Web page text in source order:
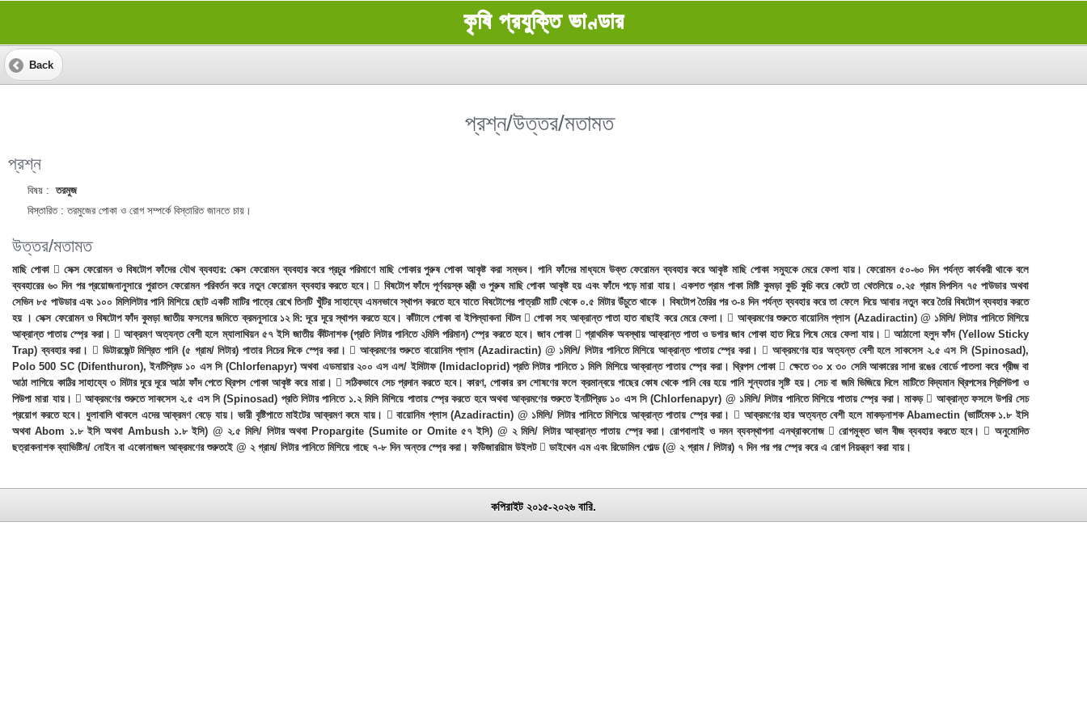
কৃষি প্রযুক্তি ভাণ্ডার
Back
প্রশ্ন/উত্তর/মতামত
প্রশ্ন
বিষয় : তরমুজ
বিস্তারিত : তরমুজের পোকা ও রোগ সম্পর্কে বিস্তারিত জানতে চায়।
উত্তর/মতামত
মাছি পোকা  সেক্স ফেরোমন ও বিষটোপ ফাঁদের যৌথ ব্যবহার: সেক্স ফেরোমন ব্যবহার করে প্রচুর পরিমাণে মাছি পোকার পুরুষ পোকা আকৃষ্ট করা সম্ভব। পানি ফাঁদের মাধ্যমে উক্ত ফেরোমন ব্যবহার করে আকৃষ্ট মাছি পোকা সমুহকে মেরে ফেলা যায়। ফেরোমন ৫০-৬০ দিন পর্যন্ত কার্যকরী থাকে বলে
ব্যবহারের ৬০ দিন পর প্রয়োজনানুসারে পুরাতন ফেরোমন পরিবর্তন করে নতুন ফেরোমন ব্যবহার করতে হবে।  বিষটোপ ফাঁদে পূর্ণবয়স্ক স্ত্রী ও পুরুষ মাছি পোকা আকৃষ্ট হয় এবং ফাঁদে পড়ে মারা যায়। একশত গ্রাম পাকা মিষ্টি কুমড়া কুচি কুচি করে কেটে তা থেতলিয়ে ০.২৫ গ্রাম মিপসিন ৭৫ পাউডার অথবা
সেভিন ৮৫ পাউডার এবং ১০০ মিলিলিটার পানি মিশিয়ে ছোট একটি মাটির পাত্রে রেখে তিনটি খুঁটির সাহায্যে এমনভাবে স্থাপন করতে হবে যাতে বিষটোপের পাত্রটি মাটি থেকে ০.৫ মিটার উঁচুতে থাকে । বিষটোপ তৈরির পর ৩-৪ দিন পর্যন্ত ব্যবহার করে তা ফেলে দিয়ে আবার নতুন করে তৈরি বিষটোপ ব্যবহার করতে
হয় । সেক্স ফেরোমন ও বিষটোপ ফাঁদ কুমড়া জাতীয় ফসলের জমিতে ক্রমনুসারে ১২ মি: দূরে দূরে স্থাপন করতে হবে। কাঁটালে পোকা বা ইপিল্যাকনা বিটল  পোকা সহ আক্রান্ত পাতা হাত বাছাই করে মেরে ফেলা।  আক্রমণের শুরুতে বায়োনিম প্লাস (Azadiractin) @ ১মিলি/ লিটার পানিতে মিশিয়ে
আক্রান্ত পাতায় স্প্রে করা।  আক্রমণ অত্যন্ত বেশী হলে ম্যালাথিয়ন ৫৭ ইসি জাতীয় কীটনাশক (প্রতি লিটার পানিতে ২মিলি পরিমান) স্প্রে করতে হবে। জাব পোকা  প্রাথমিক অবস্থায় আক্রান্ত পাতা ও ডগার জাব পোকা হাত দিয়ে পিষে মেরে ফেলা যায়।  আঠালো হলুদ ফাঁদ (Yellow Sticky
Trap) ব্যবহার করা।  ডিটারজেন্ট মিশ্রিত পানি (৫ গ্রাম/ লিটার) পাতার নিচের দিকে স্প্রে করা।  আক্রমণের শুরুতে বায়োনিম প্লাস (Azadiractin) @ ১মিলি/ লিটার পানিতে মিশিয়ে আক্রান্ত পাতায় স্প্রে করা।  আক্রমণের হার অত্যন্ত বেশী হলে সাকসেস ২.৫ এস সি (Spinosad),
Polo 500 SC (Difenthuron), ইনটিপ্রিড ১০ এস সি (Chlorfenapyr) অথবা এডমায়ার ২০০ এস এল/ ইমিটাফ (Imidacloprid) প্রতি লিটার পানিতে ১ মিলি মিশিয়ে আক্রান্ত পাতায় স্প্রে করা। থ্রিপস পোকা  ক্ষেতে ৩০ x ৩০ সেমি আকারের সাদা রঙের বোর্ডে পাতলা করে গ্রীজ বা
আঠা লাগিয়ে কাঠির সাহায্যে ৩ মিটার দূরে দূরে আঠা ফাঁদ পেতে থ্রিপস পোকা আকৃষ্ট করে মারা।  সঠিকভাবে সেচ প্রদান করতে হবে। কারণ, পোকার রস শোষণের ফলে ক্রমান্বয়ে গাছের কোষ থেকে পানি বের হয়ে পানি শূন্যতার সৃষ্টি হয়। সেচ বা জমি ভিজিয়ে দিলে মাটিতে বিদ্যমান থ্রিপসের প্রিপিউপা ও
পিউপা মারা যায়।  আক্রমণের শুরুতে সাকসেস ২.৫ এস সি (Spinosad) প্রতি লিটার পানিতে ১.২ মিলি মিশিয়ে পাতায় স্প্রে করতে হবে অথবা আক্রমণের শুরুতে ইনটিপ্রিড ১০ এস সি (Chlorfenapyr) @ ১মিলি/ লিটার পানিতে মিশিয়ে পাতায় স্প্রে করা। মাকড়  আক্রান্ত ফসলে উপরি সেচ
প্রয়োগ করতে হবে। ধুলাবালি থাকলে এদের আক্রমণ বেড়ে যায়। ভারী বৃষ্টিপাতে মাইটের আক্রমণ কমে যায়।  বায়োনিম প্লাস (Azadiractin) @ ১মিলি/ লিটার পানিতে মিশিয়ে আক্রান্ত পাতায় স্প্রে করা।  আক্রমণের হার অত্যন্ত বেশী হলে মাকড়নাশক Abamectin (ভার্টিমেক ১.৮ ইসি
অথবা Abom ১.৮ ইসি অথবা Ambush ১.৮ ইসি) @ ২.৫ মিলি/ লিটার অথবা Propargite (Sumite or Omite ৫৭ ইসি) @ ২ মিলি/ লিটার আক্রান্ত পাতায় স্প্রে করা। রোগবালাই ও দমন ব্যবস্থাপনা এনথ্রাকনোজ  রোগমুক্ত ভাল বীজ ব্যবহার করতে হবে।  অনুমোদিত
ছত্রাকনাশক ব্যাভিষ্টিন/ নোইন বা একোনাজল আক্রমণের শুরুতইে @ ২ গ্রাম/ লিটার পানিতে মিশিয়ে গাছে ৭-৮ দিন অন্তর স্প্রে করা। ফউিজারয়িাম উইলট  ডাইথেন এম এবং রিডোমিল গোল্ড (@ ২ গ্রাম / লিটার) ৭ দিন পর পর স্প্রে করে এ রোগ নিয়ন্ত্রণ করা যায়।
কপিরাইট ২০১৫-২০২৬ বারি.